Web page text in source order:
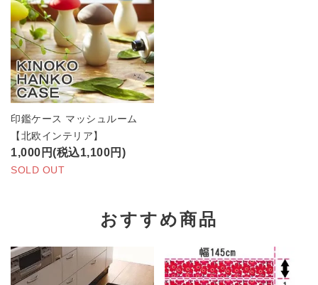
印鑑ケース マッシュルーム
【北欧インテリア】
1,000円(税込1,100円)
SOLD OUT
おすすめ商品